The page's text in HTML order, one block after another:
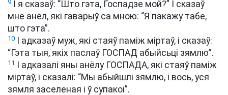
9
І я сказаў: “Што гэта, Госпадзе мой?” І сказаў
мне анёл, які гаварыў са мною: “Я пакажу табе,
што гэта”.
10
І адказаў муж, які стаяў паміж міртаў, і сказаў:
“Гэта тыя, якіх паслаў ГОСПАД абыйсьці зямлю”.
11
І адказалі яны анёлу ГОСПАДА, які стаяў паміж
міртаў, і сказалі: “Мы абыйшлі зямлю, і вось, уся
зямля заселеная і ў супакоі”.